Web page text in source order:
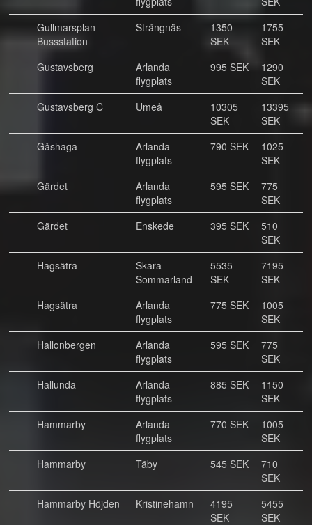
Gullmarsplan
Bussstation
Strängnäs
1350
SEK
1755
SEK
Gustavsberg
Arlanda
flygplats
995 SEK
1290
SEK
Gustavsberg C
Umeå
10305
SEK
13395
SEK
Gåshaga
Arlanda
flygplats
790 SEK
1025
SEK
Gärdet
Arlanda
flygplats
595 SEK
775
SEK
Gärdet
Enskede 395 SEK
510
SEK
Hagsätra
Skara
Sommarland
5535
SEK
7195
SEK
Hagsätra
Arlanda
flygplats
775 SEK
1005
SEK
Hallonbergen
Arlanda
flygplats
595 SEK
775
SEK
Hallunda
Arlanda
flygplats
885 SEK
1150
SEK
Hammarby
Arlanda
flygplats
770 SEK
1005
SEK
Hammarby
Täby 545 SEK
710
SEK
Hammarby Höjden
Kristinehamn
4195
SEK
5455
SEK